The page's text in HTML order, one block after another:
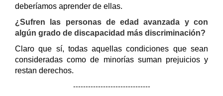
deberíamos aprender de ellas.
¿Sufren las personas de edad avanzada y con
algún grado de discapacidad más discriminación?
Claro que sí, todas aquellas condiciones que sean
consideradas como de minorías suman prejuicios y
restan derechos.
-------------------------------